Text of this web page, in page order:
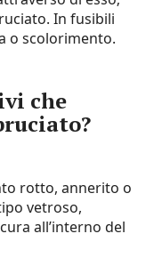
In fusibili
o scolorimento.
che
rotto, annerito o
vetroso,
all’interno del